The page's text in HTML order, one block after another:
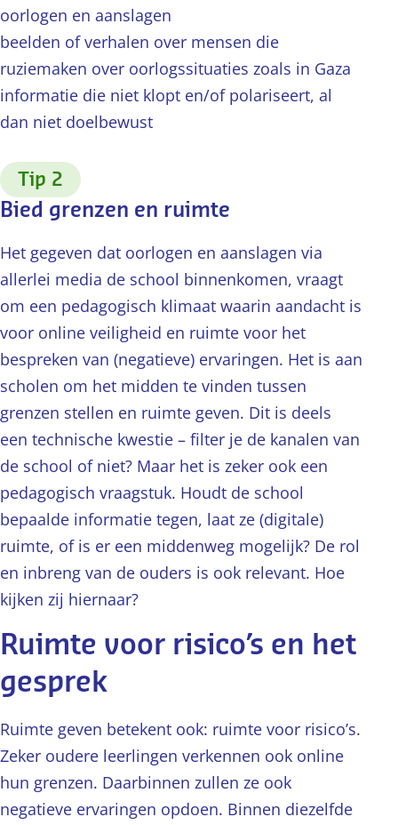
oorlogen en aanslagen
beelden of verhalen over mensen die
ruziemaken over oorlogssituaties zoals in Gaza
informatie die niet klopt en/of polariseert, al
dan niet doelbewust
Tip 2
Bied grenzen en ruimte
Het gegeven dat oorlogen en aanslagen via
allerlei media de school binnenkomen, vraagt
om een pedagogisch klimaat waarin aandacht is
voor online veiligheid en ruimte voor het
bespreken van (negatieve) ervaringen. Het is aan
scholen om het midden te vinden tussen
grenzen stellen en ruimte geven. Dit is deels
een technische kwestie – filter je de kanalen van
de school of niet? Maar het is zeker ook een
pedagogisch vraagstuk. Houdt de school
bepaalde informatie tegen, laat ze (digitale)
ruimte, of is er een middenweg mogelijk? De rol
en inbreng van de ouders is ook relevant. Hoe
kijken zij hiernaar?
Ruimte voor risico’s en het
gesprek
Ruimte geven betekent ook: ruimte voor risico’s.
Zeker oudere leerlingen verkennen ook online
hun grenzen. Daarbinnen zullen ze ook
negatieve ervaringen opdoen. Binnen diezelfde